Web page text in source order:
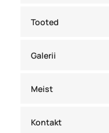
Tooted
Galerii
Meist
Kontakt